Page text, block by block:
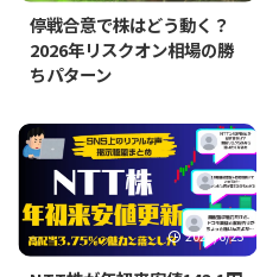
停戦合意で株はどう動く？
2026年リスクオン相場の勝
ちパターン
2026/6/23